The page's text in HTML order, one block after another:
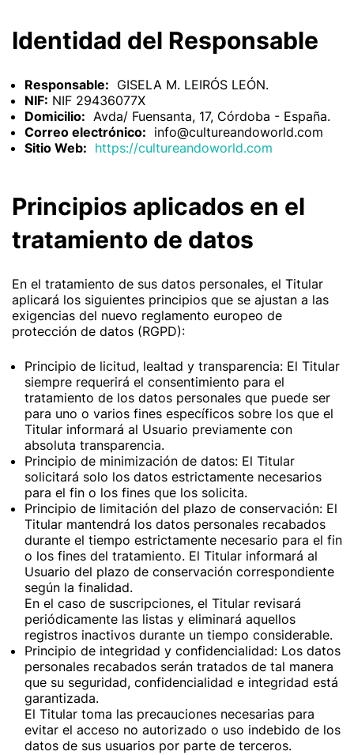
Identidad del Responsable
Responsable: GISELA M. LEIRÓS LEÓN.
NIF: NIF 29436077X
Domicilio: Avda/ Fuensanta, 17, Córdoba - España.
Correo electrónico: info@cultureandoworld.com
Sitio Web: https://cultureandoworld.com
Principios aplicados en el
tratamiento de datos
En el tratamiento de sus datos personales, el Titular
aplicará los siguientes principios que se ajustan a las
exigencias del nuevo reglamento europeo de
protección de datos (RGPD):
Principio de licitud, lealtad y transparencia: El Titular
siempre requerirá el consentimiento para el
tratamiento de los datos personales que puede ser
para uno o varios fines específicos sobre los que el
Titular informará al Usuario previamente con
absoluta transparencia.
Principio de minimización de datos: El Titular
solicitará solo los datos estrictamente necesarios
para el fin o los fines que los solicita.
Principio de limitación del plazo de conservación: El
Titular mantendrá los datos personales recabados
durante el tiempo estrictamente necesario para el fin
o los fines del tratamiento. El Titular informará al
Usuario del plazo de conservación correspondiente
según la finalidad.
En el caso de suscripciones, el Titular revisará
periódicamente las listas y eliminará aquellos
registros inactivos durante un tiempo considerable.
Principio de integridad y confidencialidad: Los datos
personales recabados serán tratados de tal manera
que su seguridad, confidencialidad e integridad está
garantizada.
El Titular toma las precauciones necesarias para
evitar el acceso no autorizado o uso indebido de los
datos de sus usuarios por parte de terceros.